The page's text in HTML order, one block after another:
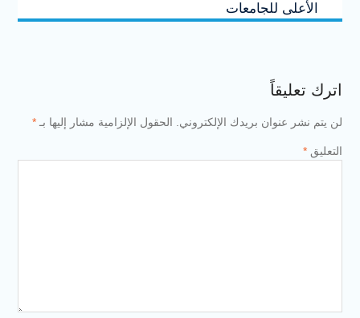
الأعلى للجامعات
اترك تعليقاً
لن يتم نشر عنوان بريدك الإلكتروني. الحقول الإلزامية مشار إليها بـ *
التعليق *